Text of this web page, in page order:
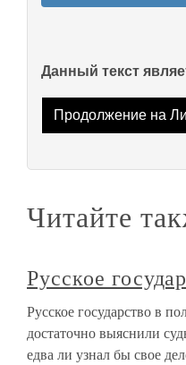
Данный текст
Продолжение на
Читайте
Русское
Русское государство в
достаточно выяснили
едва ли узнал бы свое